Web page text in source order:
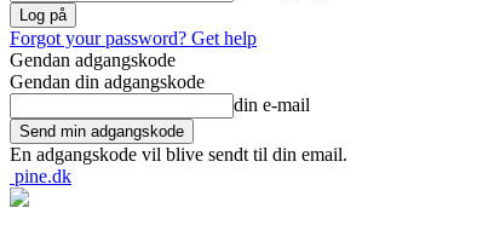
Forgot your password? Get help
Gendan adgangskode
Gendan din adgangskode
din e-mail
En adgangskode vil blive sendt til din email.
pine.dk